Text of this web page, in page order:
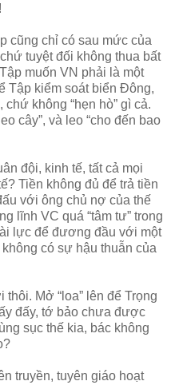
cũng chỉ có sau mức của
tuyệt đối không thua bất
muốn VN phải là một
Tập kiểm soát biển Đông,
không “hẹn hò” gì cả.
cây”, và leo “cho đến bao
đội, kinh tế, tất cả mọi
Tiền không đủ để trả tiền
với ông chủ nợ của thế
lĩnh VC quá “tâm tư” trong
lực để đương đầu với một
có sự hậu thuẫn của
Mở “loa” lên để Trọng
đấy, tớ bảo chưa được
sục thế kia, bác không
truyền, tuyên giáo hoạt